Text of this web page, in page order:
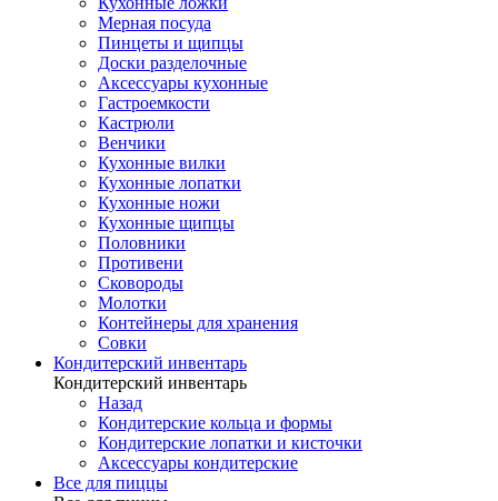
Мерная посуда
Пинцеты и щипцы
Доски разделочные
Аксессуары кухонные
Гастроемкости
Кастрюли
Венчики
Кухонные вилки
Кухонные лопатки
Кухонные ножи
Кухонные щипцы
Половники
Противени
Сковороды
Молотки
Контейнеры для хранения
Совки
Кондитерский инвентарь
Кондитерский инвентарь
Назад
Кондитерские кольца и формы
Кондитерские лопатки и кисточки
Аксессуары кондитерские
Все для пиццы